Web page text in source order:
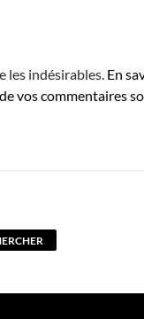
les indésirables. En
vos commentaires